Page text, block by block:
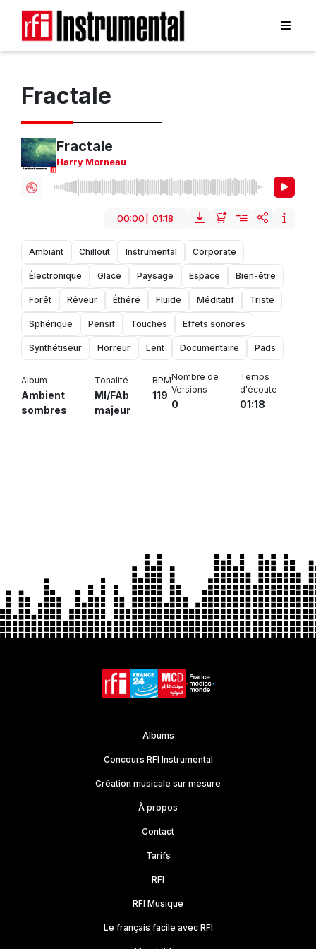
Fractale
Fractale
Harry Morneau
00:00 01:18
Ambiant Chillout Instrumental Corporate
Électronique Glace Paysage Espace Bien-être
Forêt Rêveur Éthéré Fluide Méditatif Triste
Sphérique Pensif Touches Effets sonores
Synthétiseur Horreur Lent Documentaire Pads
Album
Ambient
sombres
Tonalité
MI/FAb
majeur
BPM
119
Nombre de
Versions
0
Temps
d'écoute
01:18
Albums
Concours RFI Instrumental
Création musicale sur mesure
À propos
Contact
Tarifs
RFI
RFI Musique
Le français facile avec RFI